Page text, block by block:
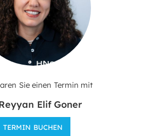
Sie einen Termin mit
Elif Goner
TERMIN BUCHEN